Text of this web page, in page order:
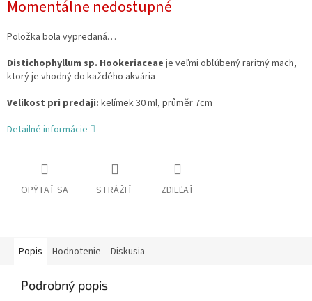
cena:
Momentálne nedostupné
Položka bola vypredaná…
Distichophyllum sp. Hookeriaceae je veľmi obľúbený raritný mach,
ktorý je vhodný do každého akvária
Velikost pri predaji: kelímek 30 ml, průměr 7cm
Detailné informácie
OPÝTAŤ SA STRÁŽIŤ ZDIEĽAŤ
Popis Hodnotenie Diskusia
Podrobný popis